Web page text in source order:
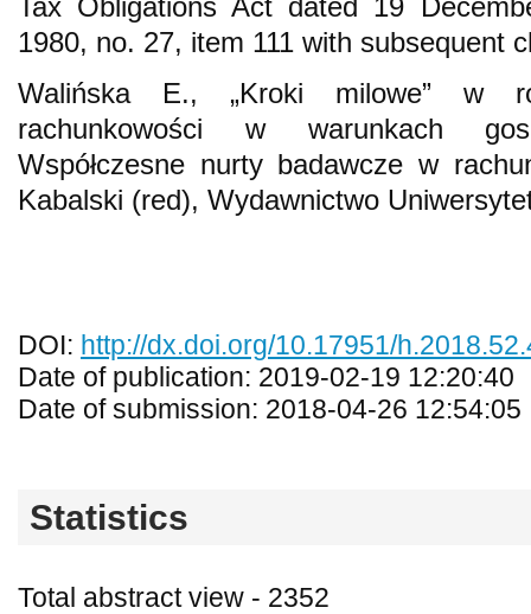
Tax Obligations Act dated 19
1980, no. 27, item 111 with subsequent
Walińska E., „Kroki milowe” w
rachunkowości w warunkach
Współczesne nurty badawcze w
Kabalski (red), Wydawnictwo
DOI: http://dx.doi.org/10.17951/
Date of publication: 2019-02-19 12:20:40
Date of submission: 2018-04-26 12:54:05
Statistics
Total abstract view - 2352